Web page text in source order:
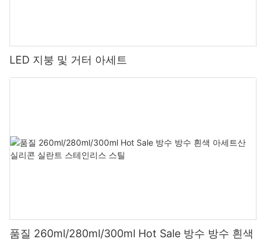
LED 지붕 및 거터 아세트
품질 260ml/280ml/300ml Hot Sale 방수 방수 흰색